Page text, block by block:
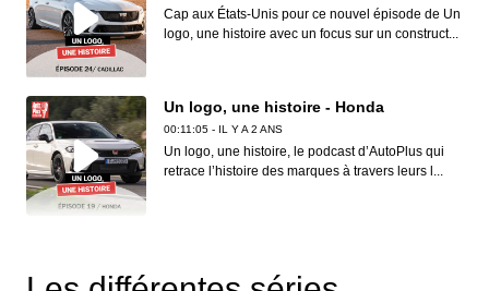
Cap aux États-Unis pour ce nouvel épisode de Un
logo, une histoire avec un focus sur un construct...
Un logo, une histoire - Honda
00:11:05 - IL Y A 2 ANS
Un logo, une histoire, le podcast d’AutoPlus qui
retrace l’histoire des marques à travers leurs l...